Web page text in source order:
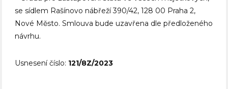
se sídlem Rašínovo nábřeží 390/42, 128 00 Praha 2,
Nové Město. Smlouva bude uzavřena dle předloženého
návrhu.
Usnesení číslo: 121/8Z/2023